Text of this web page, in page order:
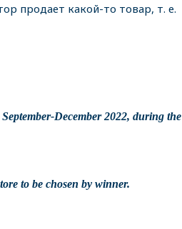
продает какой-то товар, т. е.
December 2022, during the
to be chosen by winner.